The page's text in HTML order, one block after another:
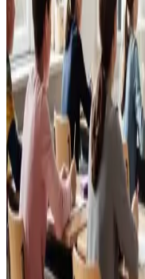
Erhvervsventilation
Kontorer, klinikker,
Nebel. Godt indeklima
Læs mere